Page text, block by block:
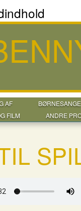
AF BØRNESANGE
FILM
ANDRE